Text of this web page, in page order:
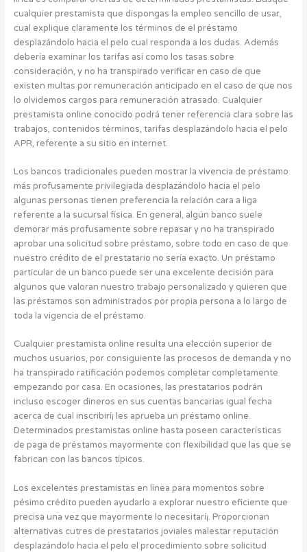
cualquier prestamista que dispongas la empleo sencillo de usar,
cual explique claramente los términos de el préstamo
desplazándolo hacia el pelo cual responda a los dudas. Además
debería examinar los tarifas así­ como los tasas sobre
consideración, y no ha transpirado verificar en caso de que
existen multas por remuneración anticipado en el caso de que nos
lo olvidemos cargos para remuneración atrasado. Cualquier
prestamista online conocido podrá tener referencia clara sobre las
trabajos, contenidos términos, tarifas desplazándolo hacia el pelo
APR, referente a su sitio en internet.
Los bancos tradicionales pueden mostrar la vivencia de préstamo
más profusamente privilegiada desplazándolo hacia el pelo
algunas personas tienen preferencia la relación cara a liga
referente a la sucursal física. En general, algún banco suele
demorar más profusamente sobre repasar y no ha transpirado
aprobar una solicitud sobre préstamo, sobre todo en caso de que
nuestro crédito de el prestatario no serí­a exacto. Un préstamo
particular de un banco puede ser una excelente decisión para
algunos que valoran nuestro trabajo personalizado y quieren que
las préstamos son administrados por propia persona a lo largo de
toda la vigencia de el préstamo.
Cualquier prestamista online resulta una elección superior de
muchos usuarios, por consiguiente las procesos de demanda y no
ha transpirado ratificación podemos completar completamente
empezando por casa. En ocasiones, las prestatarios podrán
incluso escoger dineros en sus cuentas bancarias igual fecha
acerca de cual inscribirí¡ les aprueba un préstamo online.
Determinados prestamistas online hasta poseen características
de paga de préstamos mayormente con flexibilidad que las que se
fabrican con las bancos tí­picos.
Los excelentes prestamistas en línea para momentos sobre
pésimo crédito pueden ayudarlo a explorar nuestro eficiente que
precisa una vez que mayormente lo necesitarí¡. Proporcionan
alternativas cutres de prestatarios joviales malestar reputación
desplazándolo hacia el pelo el procedimiento sobre solicitud